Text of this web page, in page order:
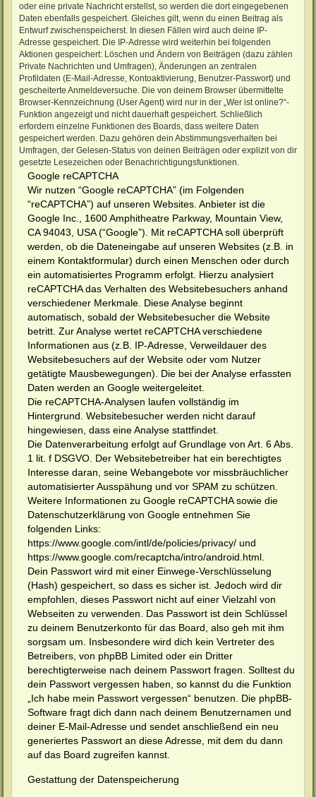
oder eine private Nachricht erstellst, so werden die dort eingegebenen
Daten ebenfalls gespeichert. Gleiches gilt, wenn du einen Beitrag als
Entwurf zwischenspeicherst. In diesen Fällen wird auch deine IP-
Adresse gespeichert. Die IP-Adresse wird weiterhin bei folgenden
Aktionen gespeichert: Löschen und Ändern von Beiträgen (dazu zählen
Private Nachrichten und Umfragen), Änderungen an zentralen
Profildaten (E-Mail-Adresse, Kontoaktivierung, Benutzer-Passwort) und
gescheiterte Anmeldeversuche. Die von deinem Browser übermittelte
Browser-Kennzeichnung (User Agent) wird nur in der „Wer ist online?“-
Funktion angezeigt und nicht dauerhaft gespeichert. Schließlich
erfordern einzelne Funktionen des Boards, dass weitere Daten
gespeichert werden. Dazu gehören dein Abstimmungsverhalten bei
Umfragen, der Gelesen-Status von deinen Beiträgen oder explizit von dir
gesetzte Lesezeichen oder Benachrichtigungsfunktionen.
Google reCAPTCHA
Wir nutzen “Google reCAPTCHA” (im Folgenden
“reCAPTCHA”) auf unseren Websites. Anbieter ist die
Google Inc., 1600 Amphitheatre Parkway, Mountain View,
CA 94043, USA (“Google”). Mit reCAPTCHA soll überprüft
werden, ob die Dateneingabe auf unseren Websites (z.B. in
einem Kontaktformular) durch einen Menschen oder durch
ein automatisiertes Programm erfolgt. Hierzu analysiert
reCAPTCHA das Verhalten des Websitebesuchers anhand
verschiedener Merkmale. Diese Analyse beginnt
automatisch, sobald der Websitebesucher die Website
betritt. Zur Analyse wertet reCAPTCHA verschiedene
Informationen aus (z.B. IP-Adresse, Verweildauer des
Websitebesuchers auf der Website oder vom Nutzer
getätigte Mausbewegungen). Die bei der Analyse erfassten
Daten werden an Google weitergeleitet.
Die reCAPTCHA-Analysen laufen vollständig im
Hintergrund. Websitebesucher werden nicht darauf
hingewiesen, dass eine Analyse stattfindet.
Die Datenverarbeitung erfolgt auf Grundlage von Art. 6 Abs.
1 lit. f DSGVO. Der Websitebetreiber hat ein berechtigtes
Interesse daran, seine Webangebote vor missbräuchlicher
automatisierter Ausspähung und vor SPAM zu schützen.
Weitere Informationen zu Google reCAPTCHA sowie die
Datenschutzerklärung von Google entnehmen Sie
folgenden Links:
https://www.google.com/intl/de/policies/privacy/ und
https://www.google.com/recaptcha/intro/android.html.
Dein Passwort wird mit einer Einwege-Verschlüsselung
(Hash) gespeichert, so dass es sicher ist. Jedoch wird dir
empfohlen, dieses Passwort nicht auf einer Vielzahl von
Webseiten zu verwenden. Das Passwort ist dein Schlüssel
zu deinem Benutzerkonto für das Board, also geh mit ihm
sorgsam um. Insbesondere wird dich kein Vertreter des
Betreibers, von phpBB Limited oder ein Dritter
berechtigterweise nach deinem Passwort fragen. Solltest du
dein Passwort vergessen haben, so kannst du die Funktion
„Ich habe mein Passwort vergessen“ benutzen. Die phpBB-
Software fragt dich dann nach deinem Benutzernamen und
deiner E-Mail-Adresse und sendet anschließend ein neu
generiertes Passwort an diese Adresse, mit dem du dann
auf das Board zugreifen kannst.
Gestattung der Datenspeicherung